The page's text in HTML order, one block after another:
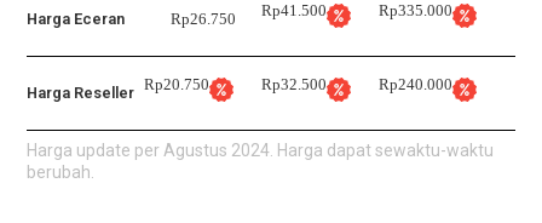
Harga Eceran Rp26.750 Rp41.500 Rp335.000
Harga Reseller Rp20.750 Rp32.500 Rp240.000
Harga update per Agustus 2024. Harga dapat sewaktu-waktu
berubah.